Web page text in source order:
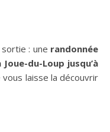
: une randonnée
du-Loup jusqu’à
laisse la découvrir